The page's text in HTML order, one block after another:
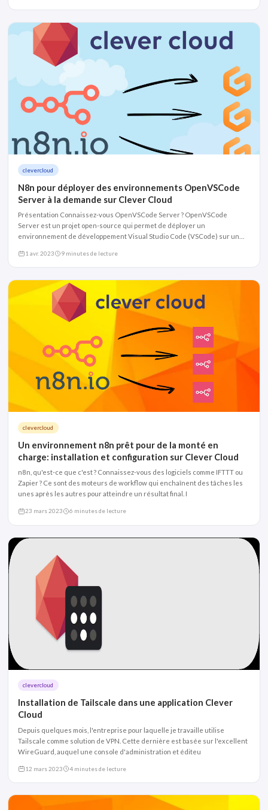
clevercloud
N8n pour déployer des environnements OpenVSCode
Server à la demande sur Clever Cloud
Présentation Connaissez-vous OpenVSCode Server ? OpenVSCode
Server est un projet open-source qui permet de déployer un
environnement de développement Visual Studio Code (VSCode) sur un
1 avr. 2023 9 minutes de lecture
clevercloud
Un environnement n8n prêt pour de la monté en
charge: installation et configuration sur Clever Cloud
n8n, qu'est-ce que c'est ? Connaissez-vous des logiciels comme IFTTT ou
Zapier ? Ce sont des moteurs de workflow qui enchaînent des tâches les
unes après les autres pour atteindre un résultat final. I
23 mars 2023 6 minutes de lecture
clevercloud
Installation de Tailscale dans une application Clever
Cloud
Depuis quelques mois, l'entreprise pour laquelle je travaille utilise
Tailscale comme solution de VPN. Cette dernière est basée sur l'excellent
WireGuard, auquel une console d'administration et éditeu
12 mars 2023 4 minutes de lecture